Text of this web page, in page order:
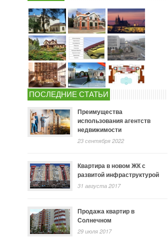
ПОСЛЕДНИЕ СТАТЬИ
Преимущества
использования агентств
недвижимости
23 сентября 2022
Квартира в новом ЖК с
развитой инфраструктурой
31 августа 2017
Продажа квартир в
Солнечном
29 июля 2017